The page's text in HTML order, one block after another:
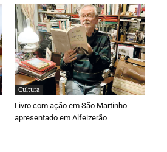
Cultura
Livro com ação em São Martinho
apresentado em Alfeizerão